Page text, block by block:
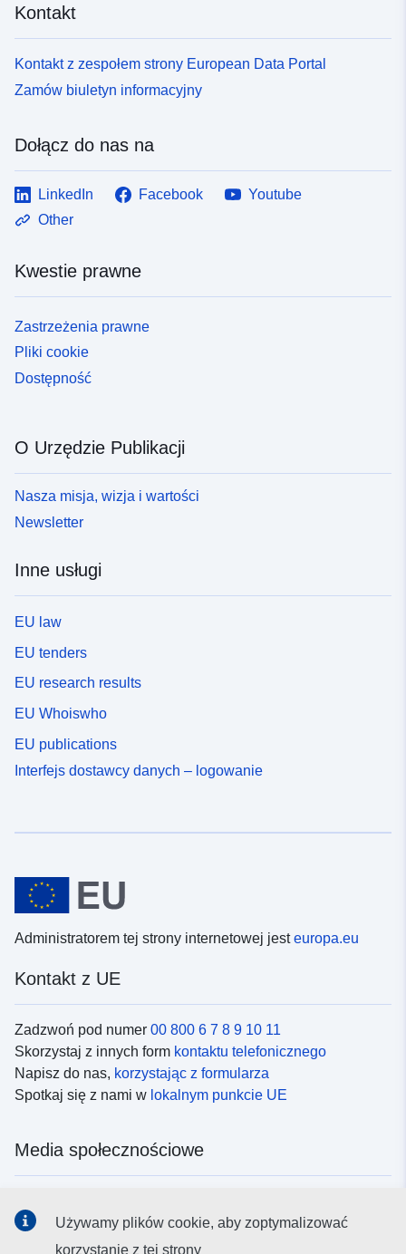
Kontakt
Kontakt z zespołem strony European Data Portal
Zamów biuletyn informacyjny
Dołącz do nas na
LinkedIn Facebook
Youtube
Other
Kwestie prawne
Zastrzeżenia prawne
Pliki cookie
Dostępność
O Urzędzie Publikacji
Nasza misja, wizja i wartości
Newsletter
Inne usługi
EU law
EU tenders
EU research results
EU Whoiswho
EU publications
Interfejs dostawcy danych – logowanie
Administratorem tej strony internetowej jesteuropa.eu
Kontakt z UE
Zadzwoń pod numer 00 800 6 7 8 9 10 11
Skorzystaj z innych form kontaktu telefonicznego
Napisz do nas, korzystając z formularza
Spotkaj się z nami w lokalnym punkcie UE
Media społecznościowe
Używamy plików cookie, aby zoptymalizować
korzystanie z tej strony